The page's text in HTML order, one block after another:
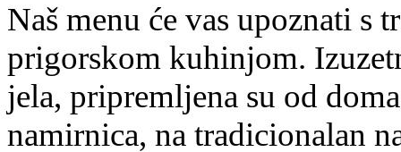
Naš menu će vas upoznati s
prigorskom kuhinjom.
jela, pripremljena su od
namirnica, na tradicionalan